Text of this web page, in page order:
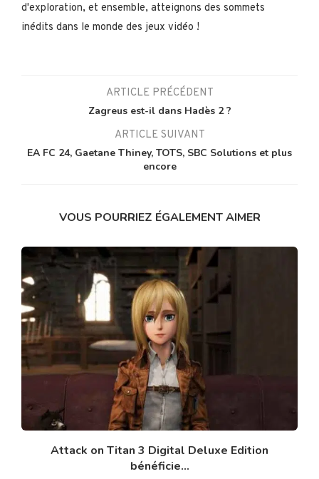
d'exploration, et ensemble, atteignons des sommets
inédits dans le monde des jeux vidéo !
ARTICLE PRÉCÉDENT
Zagreus est-il dans Hadès 2 ?
ARTICLE SUIVANT
EA FC 24, Gaetane Thiney, TOTS, SBC Solutions et plus
encore
VOUS POURRIEZ ÉGALEMENT AIMER
Attack on Titan 3 Digital Deluxe Edition
bénéficie...